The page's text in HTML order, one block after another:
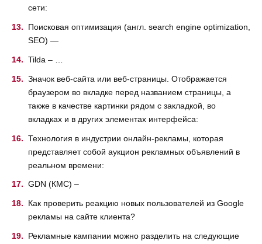
сети:
Поисковая оптимизация (англ. search engine optimization,
SEO) —
Tilda – …
Значок веб-сайта или веб-страницы. Отображается
браузером во вкладке перед названием страницы, а
также в качестве картинки рядом с закладкой, во
вкладках и в других элементах интерфейса:
Технология в индустрии онлайн-рекламы, которая
представляет собой аукцион рекламных объявлений в
реальном времени:
GDN (КМС) –
Как проверить реакцию новых пользователей из Google
рекламы на сайте клиента?
Рекламные кампании можно разделить на следующие